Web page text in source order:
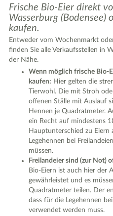
Leaflet |© OpenStreetMap contributors ♥, tiles
Frische Bio-Eier direkt
Wasserburg (Bodensee)
kaufen.
Entweder vom Wochenmarkt
finden Sie alle Verkaufsstellen in
der Nähe.
Wenn möglich frische Bio-
kaufen: Hier gelten die
Tierwohl. Die mit Stroh
offenen Ställe mit Auslauf
Hennen je Quadratmeter.
ein Recht auf mindestens
Hauptunterschied zu Eiern
Legehennen bei
müssen.
Freilandeier sind (zur Not)
Bio-Eiern ist auch hier der
gewährleistet und es
Quadratmeter teilen. Der
dass für die Legehennen
verwendet werden muss.